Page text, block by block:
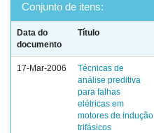
Conjunto de itens:
Data do
documento
Título
17-Mar-2006
Técnicas de
análise preditiva
para falhas
elétricas em
motores de indução
trifásicos